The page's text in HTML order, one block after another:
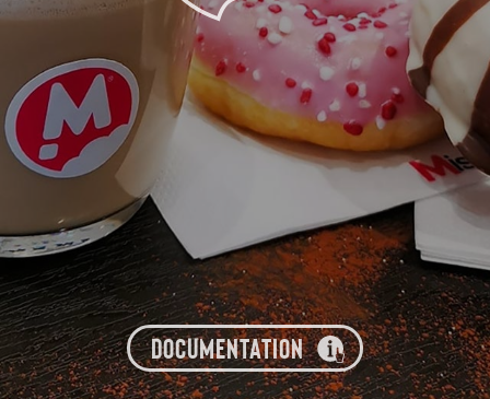
DOCUMENTATION